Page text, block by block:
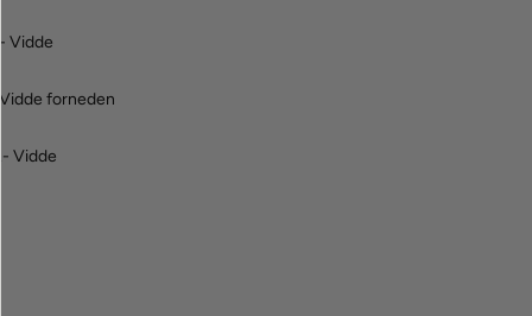
Vidde
forneden
Vidde